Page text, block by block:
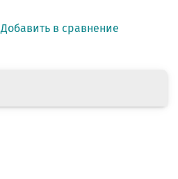
Добавить в сравнение